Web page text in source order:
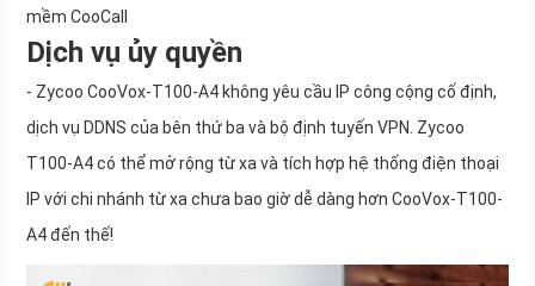
mềm CooCall
Dịch vụ ủy quyền
- Zycoo CooVox-T100-A4 không yêu cầu IP công cộng cố định,
dịch vụ DDNS của bên thứ ba và bộ định tuyến VPN. Zycoo
T100-A4 có thể mở rộng từ xa và tích hợp hệ thống điện thoại
IP với chi nhánh từ xa chưa bao giờ dễ dàng hơn CooVox-T100-
A4 đến thế!